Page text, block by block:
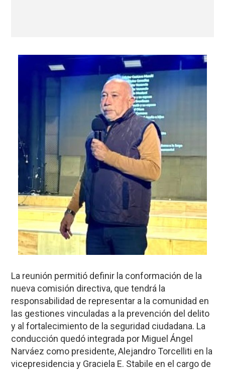
La reunión permitió definir la conformación de la
nueva comisión directiva, que tendrá la
responsabilidad de representar a la comunidad en
las gestiones vinculadas a la prevención del delito
y al fortalecimiento de la seguridad ciudadana. La
conducción quedó integrada por Miguel Ángel
Narváez como presidente, Alejandro Torcelliti en la
vicepresidencia y Graciela E. Stabile en el cargo de